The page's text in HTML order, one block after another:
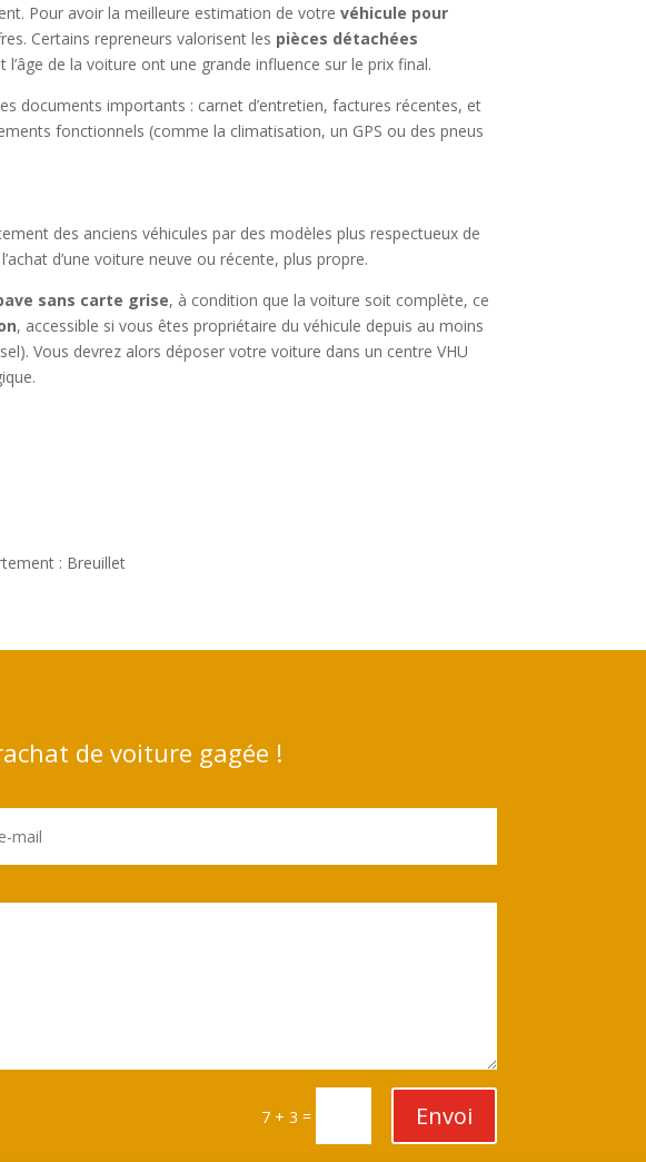
Pour avoir la meilleure estimation de votrevéhicule pour
Certains repreneurs valorisent les pièces détachées
de la voiture ont une grande influence sur le prix final.
documents importants : carnet d’entretien, factures récentes, et
fonctionnels (comme la climatisation, un GPS ou des pneus
des anciens véhicules par des modèles plus respectueux de
d’une voiture neuve ou récente, plus propre.
sans carte grise, à condition que la voiture soit complète, ce
, accessible si vous êtes propriétaire du véhicule depuis au moins
Vous devrez alors déposer votre voiture dans un centre VHU
: Breuillet
de voiture gagée !
7 + 3 = Envoi